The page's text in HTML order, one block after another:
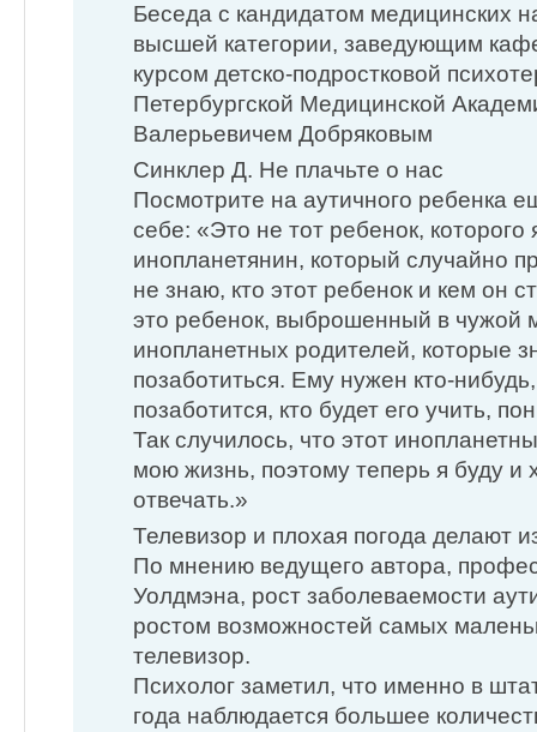
Беседа с кандидатом медицинских
высшей категории, заведующим
курсом детско-подростковой
Петербургской Медицинской
Валерьевичем Добряковым
Синклер Д. Не плачьте о нас
Посмотрите на аутичного ребенка
себе: «Это не тот ребенок,
инопланетянин, который случайно
не знаю, кто этот ребенок и кем он
это ребенок, выброшенный в чужой
инопланетных родителей, которые
позаботиться. Ему нужен кто-
позаботится, кто будет его учить,
Так случилось, что этот
мою жизнь, поэтому теперь я буду и
отвечать.»
Телевизор и плохая погода делают
По мнению ведущего автора,
Уолдмэна, рост заболеваемости
ростом возможностей самых
телевизор.
Психолог заметил, что именно в
года наблюдается большее